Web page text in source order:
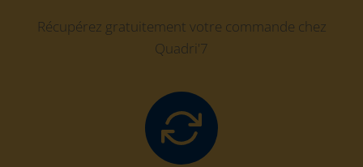
Récupérez gratuitement votre commande chez
Quadri'7